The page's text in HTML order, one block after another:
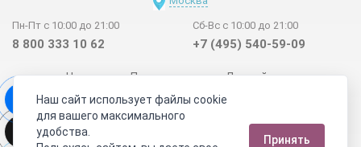
Пн-Пт с 10:00 до 21:00
8 800 333 10 62
Сб-Вс с 10:00 до 21:00
+7 (495) 540-59-09
Новинки Поставщикам
Личный счет
Договор-оферта
О нас
Наши магазины
Отзывы покупателей
Сертификаты
Статьи
Наш сайт использует файлы cookie
для вашего максимального
удобства.
Принять